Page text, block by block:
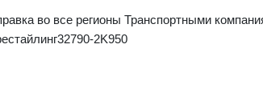
во все регионы Транспортными
2K950